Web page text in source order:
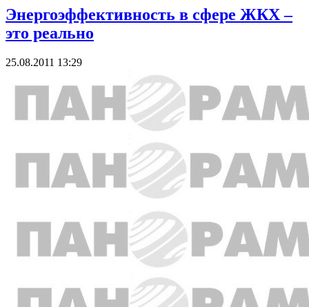
Энергоэффективность в сфере ЖКХ –
это реально
25.08.2011 13:29